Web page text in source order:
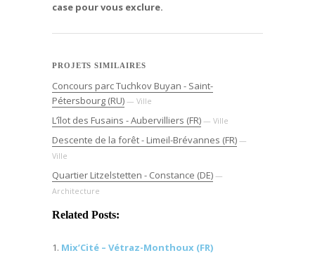
case pour vous exclure.
PROJETS SIMILAIRES
Concours parc Tuchkov Buyan - Saint-
Pétersbourg (RU) — Ville
L’îlot des Fusains - Aubervilliers (FR) — Ville
Descente de la forêt - Limeil-Brévannes (FR) —
Ville
Quartier Litzelstetten - Constance (DE) —
Architecture
Related Posts:
Mix’Cité – Vétraz-Monthoux (FR)